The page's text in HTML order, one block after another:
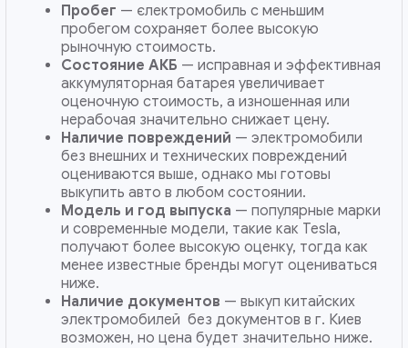
Пробег — єлектромобиль с меньшим
пробегом сохраняет более высокую
рыночную стоимость.
Состояние АКБ — исправная и эффективная
аккумуляторная батарея увеличивает
оценочную стоимость, а изношенная или
нерабочая значительно снижает цену.
Наличие повреждений — электромобили
без внешних и технических повреждений
оцениваются выше, однако мы готовы
выкупить авто в любом состоянии.
Модель и год выпуска — популярные марки
и современные модели, такие как Tesla,
получают более высокую оценку, тогда как
менее известные бренды могут оцениваться
ниже.
Наличие документов — выкуп китайских
электромобилей без документов в г. Киев
возможен, но цена будет значительно ниже.